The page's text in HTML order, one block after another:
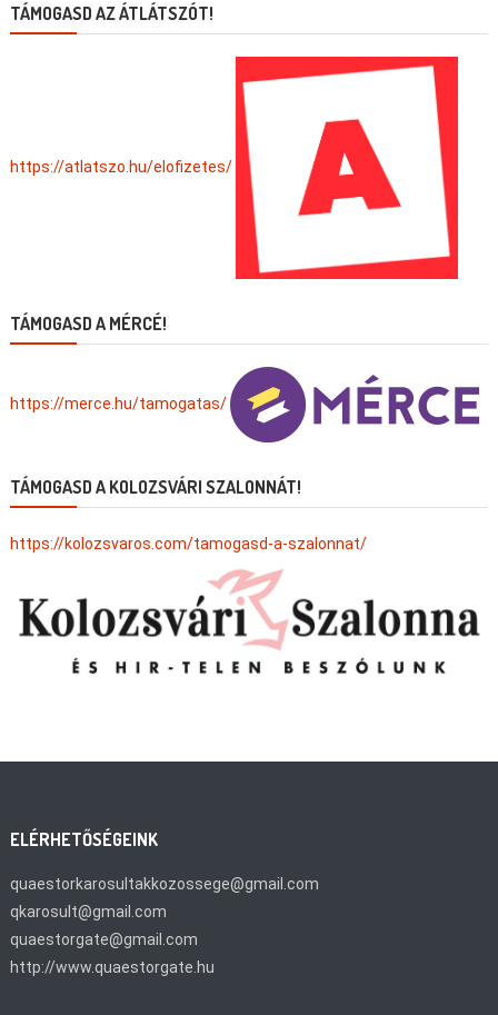
TÁMOGASD AZ ÁTLÁTSZÓT!
https://atlatszo.hu/elofizetes/
TÁMOGASD A MÉRCÉ!
https://merce.hu/tamogatas/
TÁMOGASD A KOLOZSVÁRI SZALONNÁT!
https://kolozsvaros.com/tamogasd-a-szalonnat/
ELÉRHETŐSÉGEINK
quaestorkarosultakkozossege@gmail.com
qkarosult@gmail.com
quaestorgate@gmail.com
http://www.quaestorgate.hu